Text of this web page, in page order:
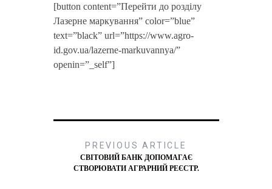
[button content=”Перейти до розділу
Лазерне маркування” color=”blue”
text=”black” url=”https://www.agro-
id.gov.ua/lazerne-markuvannya/”
openin=”_self”]
PREVIOUS ARTICLE
СВІТОВИЙ БАНК ДОПОМАГАЄ
СТВОРЮВАТИ АГРАРНИЙ РЕЄСТР.